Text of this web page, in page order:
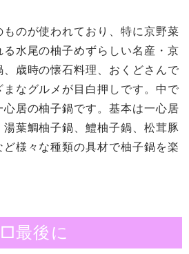
のが使われており、特に京野菜
水尾の柚子めずらしい名産・京
歳時の懐石料理、おくどさんで
なグルメが目白押しです。中で
居の柚子鍋です。基本は一心居
葉鯛柚子鍋、鱧柚子鍋、松茸豚
様々な種類の具材で柚子鍋を楽
□最後に